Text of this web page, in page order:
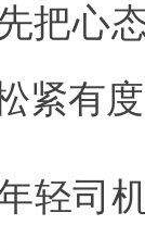
把心
紧有度
轻司